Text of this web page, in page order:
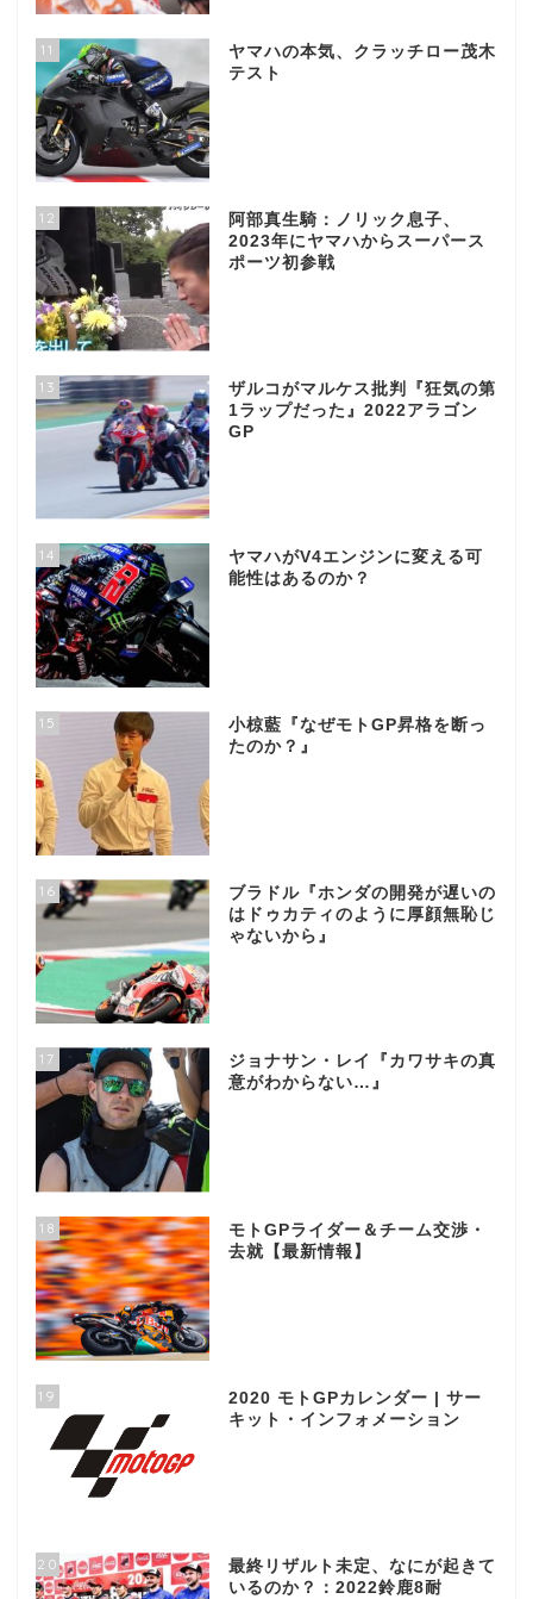
11
ヤマハの本気、クラッチロー茂木
テスト
12
阿部真生騎：ノリック息子、
2023年にヤマハからスーパース
ポーツ初参戦
13
ザルコがマルケス批判『狂気の第
1ラップだった』2022アラゴン
GP
14
ヤマハがV4エンジンに変える可
能性はあるのか？
15
小椋藍『なぜモトGP昇格を断っ
たのか？』
16
ブラドル『ホンダの開発が遅いの
はドゥカティのように厚顔無恥じ
ゃないから』
17
ジョナサン・レイ『カワサキの真
意がわからない…』
18
モトGPライダー＆チーム交渉・
去就【最新情報】
19
2020 モトGPカレンダー | サー
キット・インフォメーション
20
最終リザルト未定、なにが起きて
いるのか？：2022鈴鹿8耐